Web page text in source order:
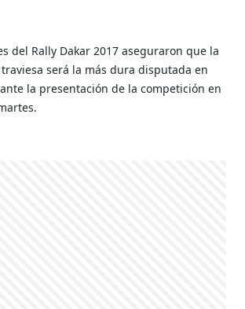
del Rally Dakar 2017 aseguraron que la
será la más dura disputada en
la presentación de la competición en